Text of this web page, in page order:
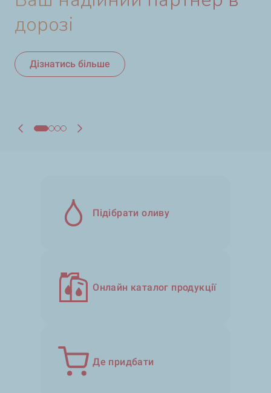
дорозі
Дізнатись більше
сільськогосподарської
техніки
війни в Україні
Дізнатись більше
Підібрати оливу
Онлайн каталог продукції
Де придбати